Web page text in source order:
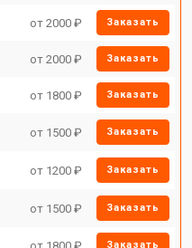
от 2000 ₽ Заказать
от 2000 ₽ Заказать
от 1800 ₽ Заказать
от 1500 ₽ Заказать
от 1200 ₽ Заказать
от 1500 ₽ Заказать
от 1800 ₽ Заказать